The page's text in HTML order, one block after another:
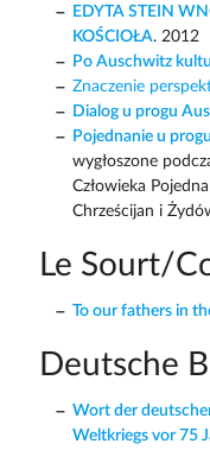
EDYTA STEIN
KOŚCIOŁA. 2012
Po Auschwitz
Znaczenie
Dialog u progu
Pojednanie u
wygłoszone
Człowieka
Chrześcijan i
Le Sourt/
To our fathers in
Deutsche
Wort der
Weltkriegs vor 75